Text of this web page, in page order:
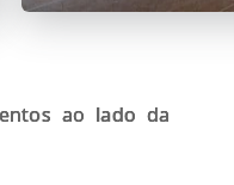
ao lado da